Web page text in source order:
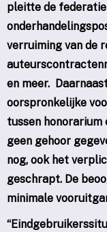
pleitte de
verruiming van de
en meer.
oorspronkelijke
tussen honorarium
geen gehoor
nog, ook het
geschrapt. De
minimale